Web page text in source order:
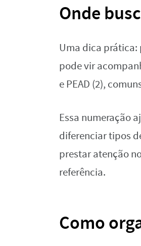
Onde
Uma dica prática:
pode vir
e PEAD (2),
Essa numeração
diferenciar tipos
prestar atenção
referência.
Como